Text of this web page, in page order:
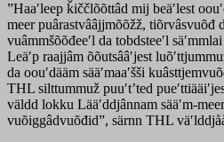
”Haaʹleep ǩiččlõõttâd mij beäʹlest
meer puârastvââjjmõõžž, tiõrvâsvuõđ
vuâmmšõõđeeʹl da tobdsteeʹl
Leäʹp raajjâm õõutsââʹjest
da oouʹdääm sääʹmaaʹšši
THL silttummuž puuʹtʼted
väldd lokku Lääʹddjânnam sääʹm-
vuõiggâdvuõđid”, särnn THL